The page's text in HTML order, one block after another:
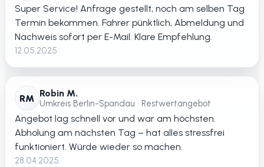
Super Service! Anfrage gestellt, noch am selben Tag
Termin bekommen. Fahrer pünktlich, Abmeldung und
Nachweis sofort per E-Mail. Klare Empfehlung.
12.05.2025
RM Robin M.
Umkreis Berlin-Spandau • Restwertangebot
Angebot lag schnell vor und war am höchsten.
Abholung am nächsten Tag – hat alles stressfrei
funktioniert. Würde wieder so machen.
28.04.2025